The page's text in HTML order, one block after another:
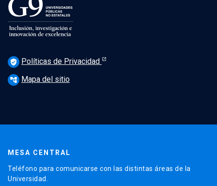
verified_user Políticas de Privacidad
account_tree Mapa del sitio
MESA CENTRAL
Teléfono para comunicarse con las distintas áreas de la
Universidad.